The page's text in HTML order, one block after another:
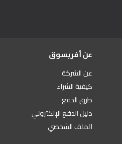
عن أفريسوق
عن الشركة
كيفية الشراء
طرق الدفع
دليل الدفع الإلكتروني
الملف الشخصي